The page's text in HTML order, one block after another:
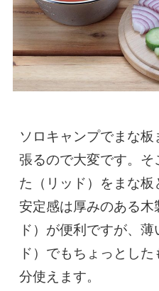
ソロキャンプでまな
張るので大変です。
た（リッド）をまな板
安定感は厚みのある木
ド）が便利ですが、
ド）でもちょっとし
分使えます。